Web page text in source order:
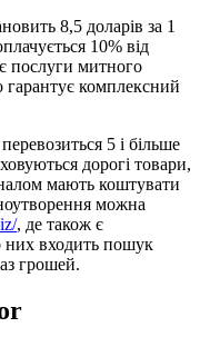
8,5 доларів за 1
10% від
послуги митного
гарантує комплексний
5 і більше
дорогі товари,
мають коштувати
можна
, де також є
них входить пошук
грошей.